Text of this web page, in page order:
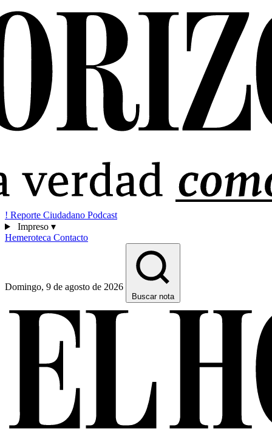
! Reporte Ciudadano Podcast
Impreso ▾
Hemeroteca Contacto
Domingo, 9 de agosto de 2026
Buscar nota